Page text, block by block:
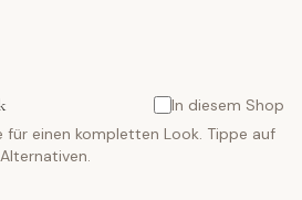
In diesem Shop
für einen kompletten Look. Tippe auf